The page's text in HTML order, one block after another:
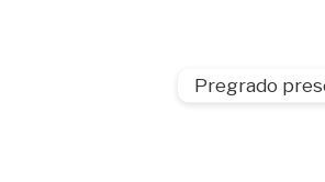
Pregrado